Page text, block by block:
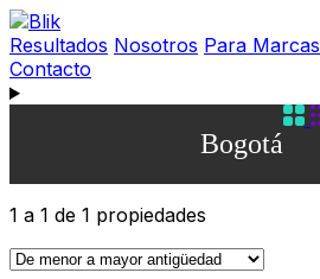
Resultados Nosotros Para Marcas
Contacto
Bogotá
1 a 1 de 1 propiedades